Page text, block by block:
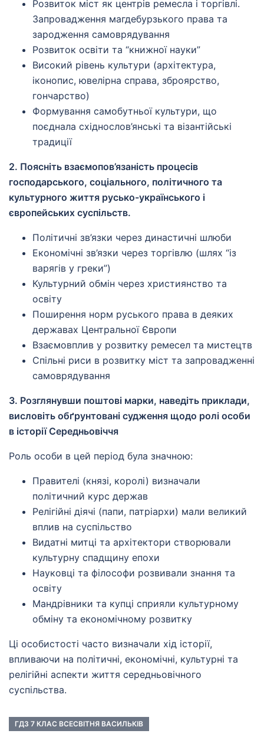
Розвиток міст як центрів ремесла і торгівлі.
Запровадження магдебурзького права та
зародження самоврядування
Розвиток освіти та “книжної науки”
Високий рівень культури (архітектура,
іконопис, ювелірна справа, зброярство,
гончарство)
Формування самобутньої культури, що
поєднала східнослов’янські та візантійські
традиції
2. Поясніть взаємопов’язаність процесів
господарського, соціального, політичного та
культурного життя русько-українського і
європейських суспільств.
Політичні зв’язки через династичні шлюби
Економічні зв’язки через торгівлю (шлях “із
варягів у греки”)
Культурний обмін через християнство та
освіту
Поширення норм руського права в деяких
державах Центральної Європи
Взаємовплив у розвитку ремесел та мистецтв
Спільні риси в розвитку міст та запровадженні
самоврядування
3. Розглянувши поштові марки, наведіть приклади,
висловіть обґрунтовані судження щодо ролі особи
в історії Середньовіччя
Роль особи в цей період була значною:
Правителі (князі, королі) визначали
політичний курс держав
Релігійні діячі (папи, патріархи) мали великий
вплив на суспільство
Видатні митці та архітектори створювали
культурну спадщину епохи
Науковці та філософи розвивали знання та
освіту
Мандрівники та купці сприяли культурному
обміну та економічному розвитку
Ці особистості часто визначали хід історії,
впливаючи на політичні, економічні, культурні та
релігійні аспекти життя середньовічного
суспільства.
ГДЗ 7 КЛАС ВСЕСВІТНЯ ВАСИЛЬКІВ